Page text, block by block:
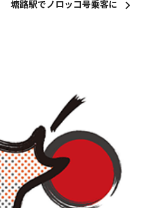
塘路駅でノロッコ号乗客に